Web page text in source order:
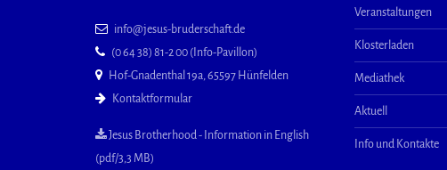
info@jesus-bruderschaft.de
(0 64 38) 81-2 00 (Info-Pavillon)
Hof-Gnadenthal 19a, 65597 Hünfelden
Kontaktformular
Jesus Brotherhood - Information in English
(pdf/3,3 MB)
Veranstaltungen
Klosterladen
Mediathek
Aktuell
Info und Kontakte